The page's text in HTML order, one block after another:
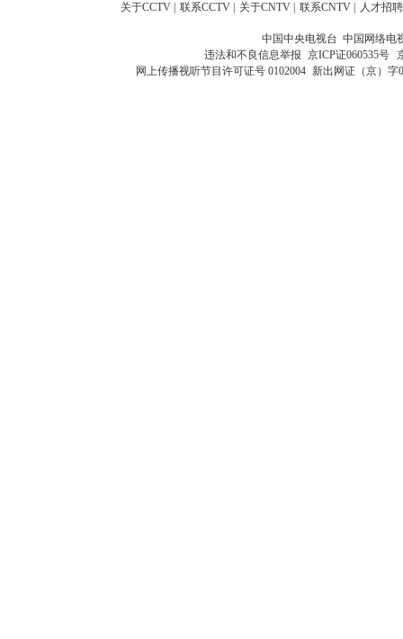
关于CCTV 联系CCTV 关于CNTV 联系CNTV 人才招聘
中国中央电视台 中国网络电
违法和不良信息举报 京ICP证060535号
网上传播视听节目许可证号 0102004 新出网证（京）